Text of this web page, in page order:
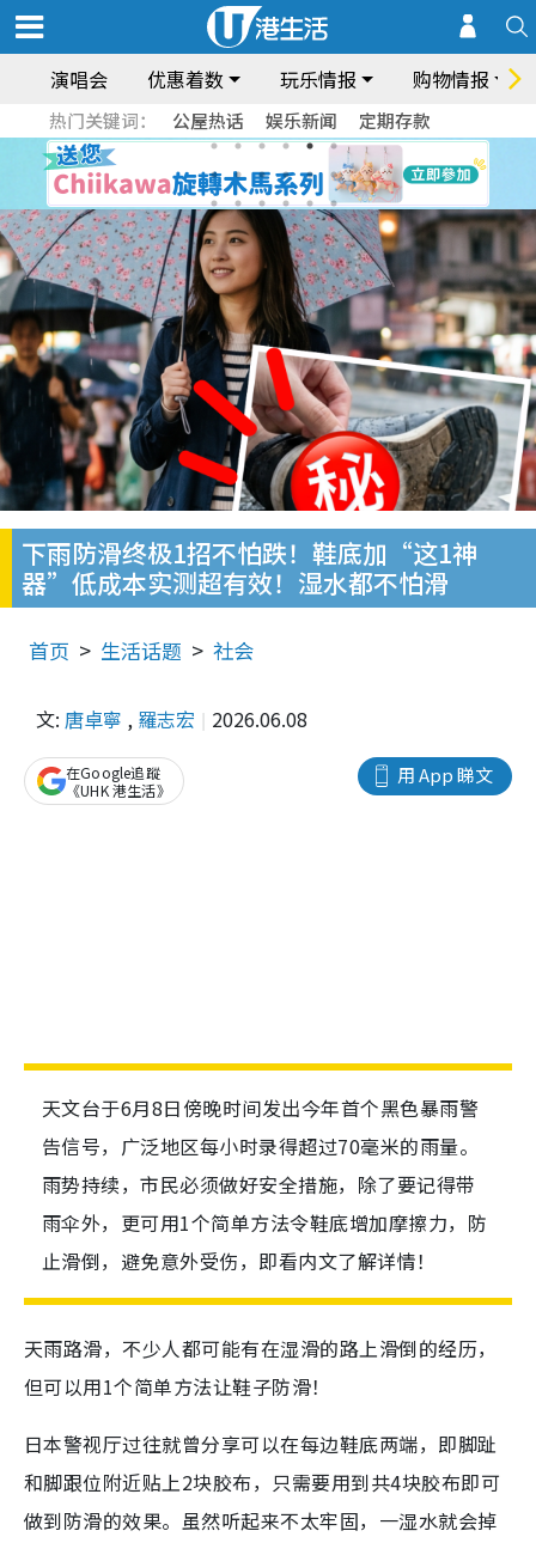
演唱会 优惠着数 玩乐情报 购物情报
热门关键词： 公屋热话 娱乐新闻 定期存款
下雨防滑终极1招不怕跌！鞋底加“这1神
器”低成本实测超有效！湿水都不怕滑
首页 生活话题 社会
文: 唐卓寧 , 羅志宏 2026.06.08
用 App 睇文
在Google追蹤
《UHK 港生活》
天文台于6月8日傍晚时间发出今年首个黑色暴雨警
告信号，广泛地区每小时录得超过70毫米的雨量。
雨势持续，市民必须做好安全措施，除了要记得带
雨伞外，更可用1个简单方法令鞋底增加摩擦力，防
止滑倒，避免意外受伤，即看内文了解详情！
天雨路滑，不少人都可能有在湿滑的路上滑倒的经历，
但可以用1个简单方法让鞋子防滑！
日本警视厅过往就曾分享可以在每边鞋底两端，即脚趾
和脚跟位附近贴上2块胶布，只需要用到共4块胶布即可
做到防滑的效果。虽然听起来不太牢固，一湿水就会掉